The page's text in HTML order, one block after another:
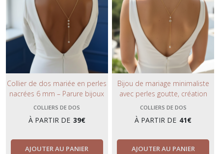
Collier de dos mariée en perles
nacrées 6 mm – Parure bijoux
mariage argent ou or – L’Atelier
COLLIERS DE DOS
À PARTIR DE 39€
AJOUTER AU PANIER
Bijou de mariage minimaliste
avec perles goutte, création
artisanale élégante- collier de
dos sans fermoir- coloris or ou
argent.
COLLIERS DE DOS
À PARTIR DE 41€
AJOUTER AU PANIER